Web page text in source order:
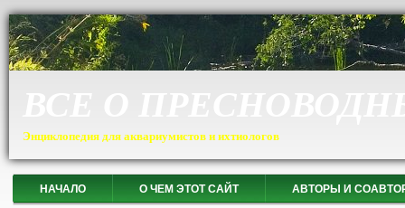
Энциклопедия для аквариумистов и ихтиологов
НАЧАЛО О ЧЕМ ЭТОТ САЙТ АВТОРЫ И